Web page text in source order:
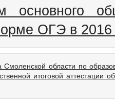
основного
ОГЭ в 2016
Смоленской области по
итоговой